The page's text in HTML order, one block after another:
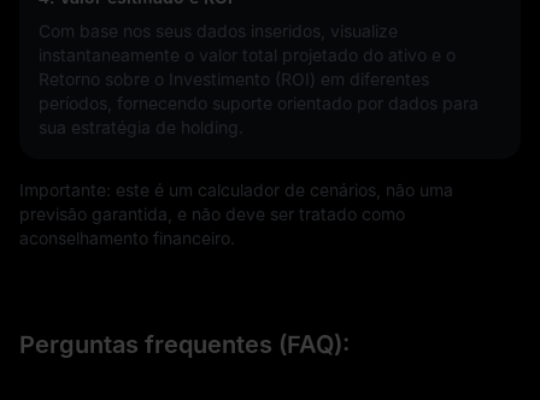
Com base nos seus dados inseridos, visualize
instantaneamente o valor total projetado do ativo e o
Retorno sobre o Investimento (ROI) em diferentes
períodos, fornecendo suporte orientado por dados para
sua estratégia de holding.
Importante: este é um calculador de cenários, não uma
previsão garantida, e não deve ser tratado como
aconselhamento financeiro.
Perguntas frequentes (FAQ):